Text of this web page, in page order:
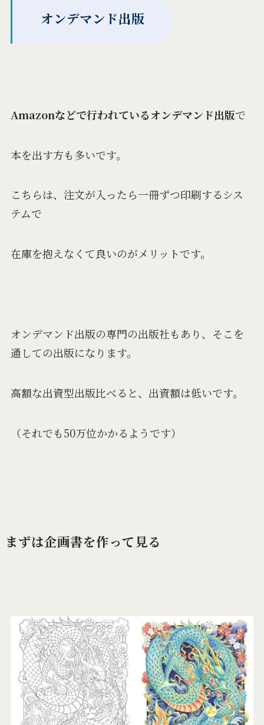
オンデマンド出版
Amazonなどで行われているオンデマンド出版で
本を出す方も多いです。
こちらは、注文が入ったら一冊ずつ印刷するシス
テムで
在庫を抱えなくて良いのがメリットです。
オンデマンド出版の専門の出版社もあり、そこを
通しての出版になります。
高額な出資型出版比べると、出資額は低いです。
（それでも50万位かかるようです）
まずは企画書を作って見る